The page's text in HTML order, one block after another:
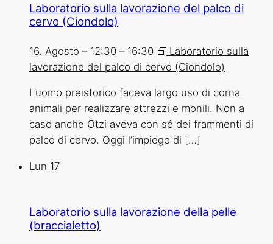
Laboratorio sulla lavorazione del palco di
cervo (Ciondolo)
16. Agosto – 12:30 – 16:30
Laboratorio sulla
lavorazione del palco di cervo (Ciondolo)
L’uomo preistorico faceva largo uso di corna
animali per realizzare attrezzi e monili. Non a
caso anche Ötzi aveva con sé dei frammenti di
palco di cervo. Oggi l’impiego di […]
Lun 17
Laboratorio sulla lavorazione della pelle
(braccialetto)